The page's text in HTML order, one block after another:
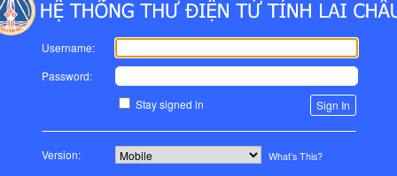
Username:
Password:
Stay signed in
Version: What’s This?